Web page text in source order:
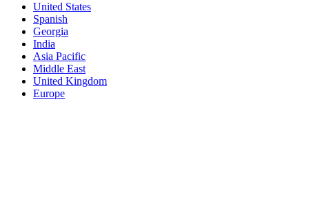
United States
Spanish
Georgia
India
Asia Pacific
Middle East
United Kingdom
Europe